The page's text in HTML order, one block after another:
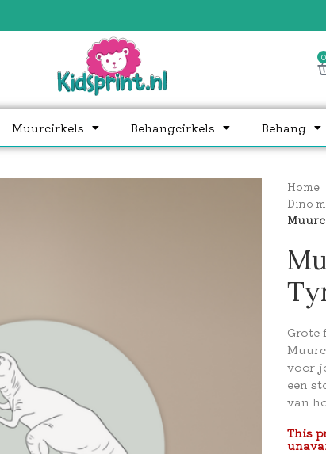
0
Muurcirkels Behangcirkels Behang
Home
Dino
Grote
voor
een
van
This